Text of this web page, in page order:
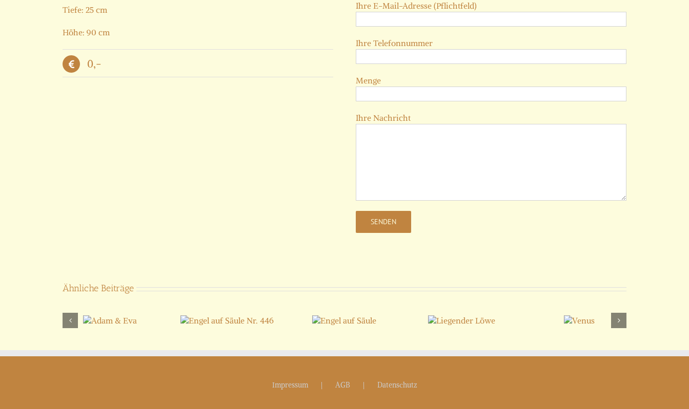
Tiefe: 25 cm
Höhe: 90 cm
0,-
Ihre E-Mail-Adresse (Pflichtfeld)
Ihre Telefonnummer
Menge
Ihre Nachricht
Ähnliche Beiträge
Adam &
Engel auf Säule
Engel auf
Liegender
Impressum AGB Datenschutz